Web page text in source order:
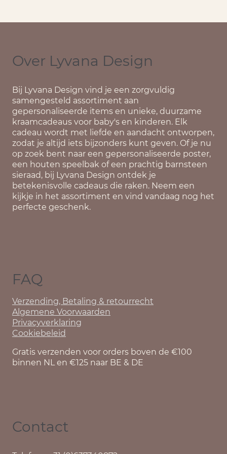
Over Lyvana Design
Bij Lyvana Design vind je een zorgvuldig
samengesteld assortiment aan
gepersonaliseerde items en unieke, duurzame
kraamcadeaus voor baby's en kinderen. Elk
cadeau wordt met liefde en aandacht ontworpen,
zodat je altijd iets bijzonders kunt geven. Of je nu
op zoek bent naar een gepersonaliseerde poster,
een houten speelbak of een prachtig barnsteen
sieraad, bij Lyvana Design ontdek je
betekenisvolle cadeaus die raken. Neem een
kijkje in het assortiment en vind vandaag nog het
perfecte geschenk.
FAQ
Verzending, Betaling & retourrecht
Algemene Voorwaarden
Privacyverklaring
Cookiebeleid
Gratis verzenden voor orders boven de €100
binnen NL en €125 naar BE & DE
Contact